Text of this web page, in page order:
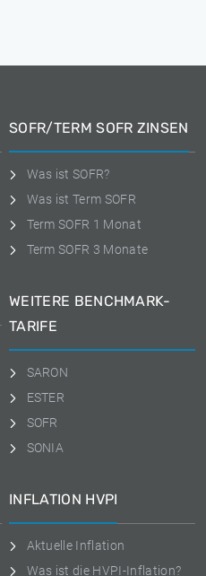
SOFR/TERM SOFR ZINSEN
Was ist SOFR?
Was ist Term SOFR
Term SOFR 1 Monat
Term SOFR 3 Monate
WEITERE BENCHMARK-
TARIFE
SARON
ESTER
SOFR
SONIA
INFLATION HVPI
Aktuelle Inflation
Was ist die HVPI-Inflation?